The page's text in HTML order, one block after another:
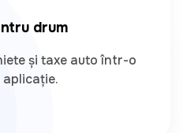
drum
și taxe auto într-o
aplicație.